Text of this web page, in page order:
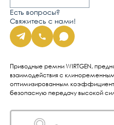
Есть вопросы?
Свяжитесь с нами!
Приводные ремни WIRTGEN,
взаимодействия с
оптимизированным
безопасную передачу высокой